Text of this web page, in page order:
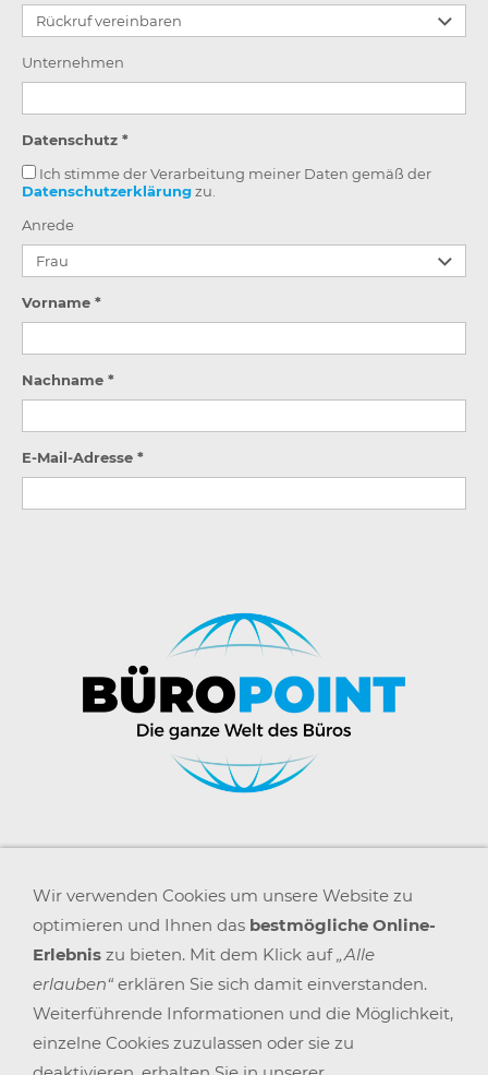
Unternehmen
Datenschutz *
Ich stimme der Verarbeitung meiner Daten gemäß der
Datenschutzerklärungzu.
Anrede
Vorname *
Nachname *
E-Mail-Adresse *
Wir verwenden Cookies um unsere Website zu
optimieren und Ihnen das bestmögliche Online-
Erlebnis zu bieten. Mit dem Klick auf„Alle
erlauben“ erklären Sie sich damit einverstanden.
Weiterführende Informationen und die Möglichkeit,
einzelne Cookies zuzulassen oder sie zu